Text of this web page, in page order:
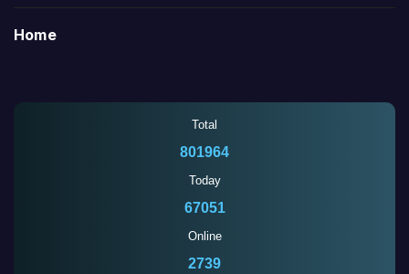
Home
Total
801964
Today
67051
Online
2734